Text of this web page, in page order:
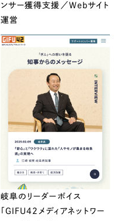
ンサー獲得支援／Webサイト
運営
岐阜のリーダーボイス
「GIFU42メディアネットワー